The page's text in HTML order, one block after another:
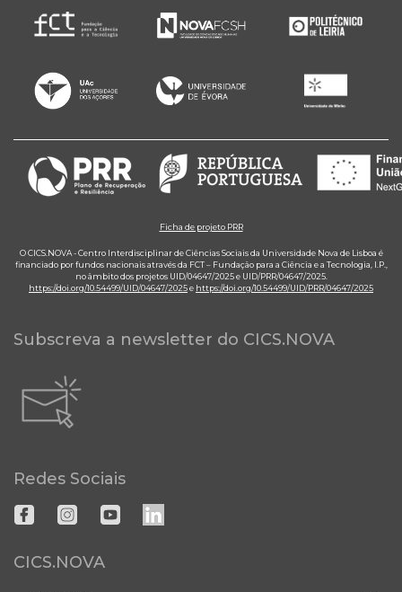
Ficha de projeto PRR
O CICS.NOVA - Centro Interdisciplinar de Ciências Sociais da Universidade Nova de Lisboa é
financiado por fundos nacionais através da FCT – Fundação para a Ciência e a Tecnologia, I.P.,
no âmbito dos projetos UID/04647/2025 e UID/PRR/04647/2025.
https://doi.org/10.54499/UID/04647/2025e https://doi.org/10.54499/UID/PRR/04647/2025
Subscreva a newsletter do CICS.NOVA
Redes Sociais
CICS.NOVA